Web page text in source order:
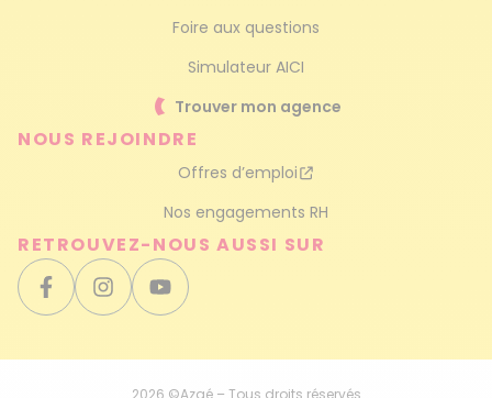
Foire aux questions
Simulateur AICI
Trouver mon agence
NOUS REJOINDRE
Offres d’emploi
Nos engagements RH
RETROUVEZ-NOUS AUSSI SUR
2026 ©Azaé – Tous droits réservés